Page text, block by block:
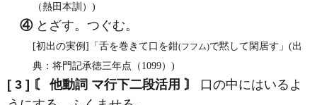
（熱田本訓）)
④とざす。つぐむ。
[初出の実例]「舌を巻きて口を鉗(フフム)で黙して閑居す」(出
典：将門記承徳三年点（1099）)
[ 3 ] 〘 他動詞 マ行下二段活用 〙
口の中にはいるよ